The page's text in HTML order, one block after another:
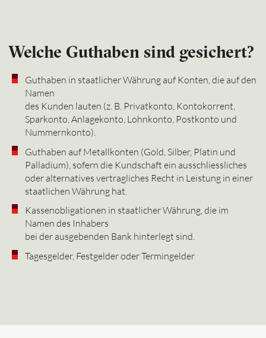
Welche Guthaben sind gesichert?
Guthaben in staatlicher Währung auf Konten, die auf den
Namen
des Kunden lauten (z. B. Privatkonto, Kontokorrent,
Sparkonto, Anlagekonto, Lohnkonto, Postkonto und
Nummernkonto).
Guthaben auf Metallkonten (Gold, Silber, Platin und
Palladium), sofern die Kundschaft ein ausschliessliches
oder alternatives vertragliches Recht in Leistung in einer
staatlichen Währung hat.
Kassenobligationen in staatlicher Währung, die im
Namen des Inhabers
bei der ausgebenden Bank hinterlegt sind.
Tagesgelder, Festgelder oder Termingelder